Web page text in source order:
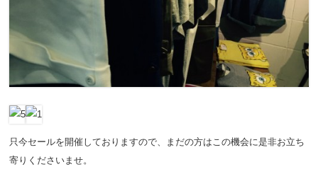
只今セールを開催しておりますので、まだの方はこの機会に是非お立ち
寄りくださいませ。